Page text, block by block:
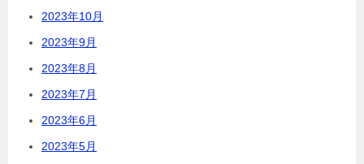
2023年10月
2023年9月
2023年8月
2023年7月
2023年6月
2023年5月